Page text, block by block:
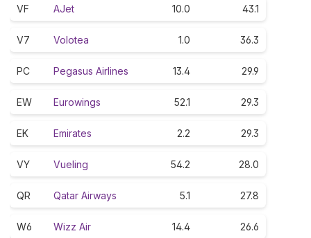
VF AJet 10.0 43.1
V7 Volotea 1.0 36.3
PC Pegasus Airlines 13.4 29.9
EW Eurowings 52.1 29.3
EK Emirates 2.2 29.3
VY Vueling 54.2 28.0
QR Qatar Airways 5.1 27.8
W6 Wizz Air 14.4 26.6